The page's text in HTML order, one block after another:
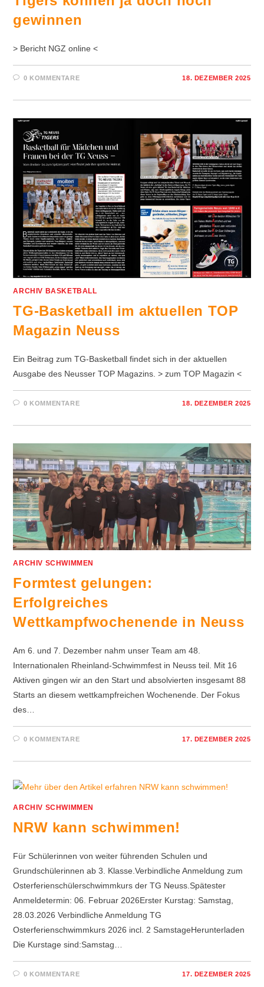
gewinnen
> Bericht NGZ online <
0 KOMMENTARE 18. DEZEMBER 2025
ARCHIV BASKETBALL
TG-Basketball im aktuellen TOP
Magazin Neuss
Ein Beitrag zum TG-Basketball findet sich in der aktuellen
Ausgabe des Neusser TOP Magazins. > zum TOP Magazin <
0 KOMMENTARE 18. DEZEMBER 2025
ARCHIV SCHWIMMEN
Formtest gelungen:
Erfolgreiches
Wettkampfwochenende in Neuss
Am 6. und 7. Dezember nahm unser Team am 48.
Internationalen Rheinland-Schwimmfest in Neuss teil. Mit 16
Aktiven gingen wir an den Start und absolvierten insgesamt 88
Starts an diesem wettkampfreichen Wochenende. Der Fokus
des…
0 KOMMENTARE 17. DEZEMBER 2025
ARCHIV SCHWIMMEN
NRW kann schwimmen!
Für Schülerinnen von weiter führenden Schulen und
Grundschülerinnen ab 3. Klasse.Verbindliche Anmeldung zum
Osterferienschülerschwimmkurs der TG Neuss.Spätester
Anmeldetermin: 06. Februar 2026Erster Kurstag: Samstag,
28.03.2026 Verbindliche Anmeldung TG
Osterferienschwimmkurs 2026 incl. 2 SamstageHerunterladen
Die Kurstage sind:Samstag…
0 KOMMENTARE 17. DEZEMBER 2025